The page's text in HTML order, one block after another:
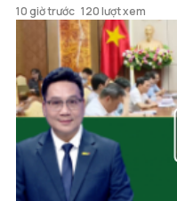
10 giờ trước 120 lượt xem